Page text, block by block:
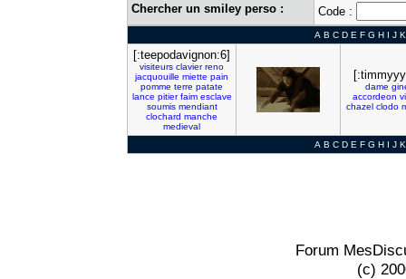
Chercher un smiley perso : Code :
A B C D E F G H I J K
[:teepodavignon:6]
visiteurs clavier reno
jacquouille miette pain
pomme terre patate
lance pitier faim esclave
soumis mendiant
clochard manche
medieval
dame
accordeon
chazel clodo
A B C D E F G H I J K
Forum
(c)